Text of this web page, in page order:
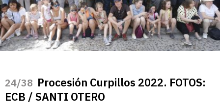
/38 Procesión Curpillos 2022. FOTOS:
ECB / SANTI OTERO